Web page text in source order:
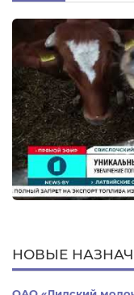
НОВЫЕ